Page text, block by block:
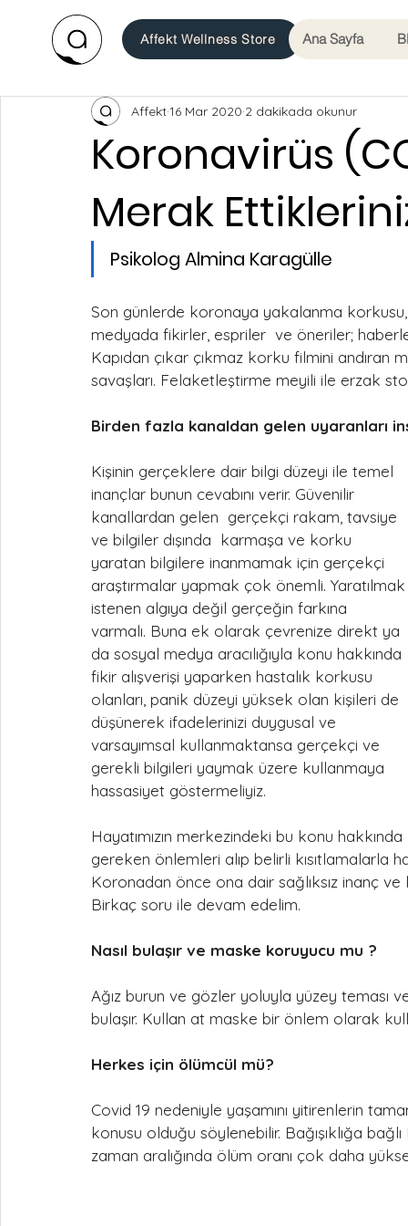
Affekt Wellness Store Ana Sayfa
Koronavirüs
Merak
Affekt16 Mar 2020 2 dakikada okunur
Psikolog Almina Karagülle
Son günlerde koronaya yakalanma korkusu,
medyada fikirler, espriler  ve öneriler;
Kapıdan çıkar çıkmaz korku filmini
savaşları. Felaketleştirme meyili ile erzak
Birden fazla kanaldan gelen uyaranları
Kişinin gerçeklere dair bilgi düzeyi ile temel
inançlar bunun cevabını verir. Güvenilir
kanallardan gelen  gerçekçi rakam, tavsiye
ve bilgiler dışında  karmaşa ve korku
yaratan bilgilere inanmamak için gerçekçi
araştırmalar yapmak çok önemli. Yaratılmak
istenen algıya değil gerçeğin farkına
varmalı. Buna ek olarak çevrenize direkt ya
da sosyal medya aracılığıyla konu hakkında
fikir alışverişi yaparken hastalık korkusu
olanları, panik düzeyi yüksek olan kişileri de
düşünerek ifadelerinizi duygusal ve
varsayımsal kullanmaktansa gerçekçi ve
gerekli bilgileri yaymak üzere kullanmaya
hassasiyet göstermeliyiz.
Hayatımızın merkezindeki bu konu hakkında
gereken önlemleri alıp belirli kısıtlamalarla
Koronadan önce ona dair sağlıksız inanç ve
Birkaç soru ile devam edelim.
Nasıl bulaşır ve maske koruyucu mu ?
Ağız burun ve gözler yoluyla yüzey teması
bulaşır. Kullan at maske bir önlem olarak
Herkes için ölümcül mü?
Covid 19 nedeniyle yaşamını yitirenlerin
konusu olduğu söylenebilir. Bağışıklığa
zaman aralığında ölüm oranı çok daha